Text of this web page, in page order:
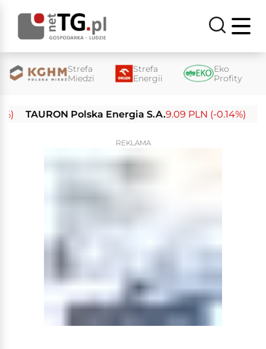
Strefa
Miedzi
Strefa
Energii
Eko
Profity
TAURON Polska Energia S.A.9.09 PLN (-0.14%) Enea
REKLAMA